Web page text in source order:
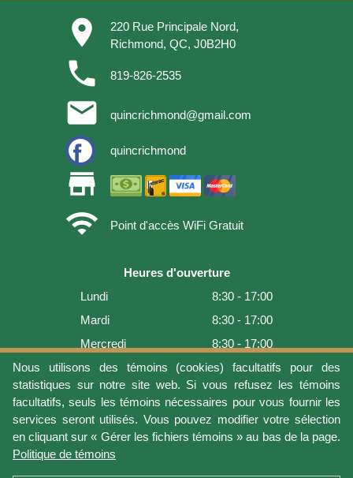
Nous utilisons des témoins (cookies) facultatifs pour des
statistiques sur notre site web. Si vous refusez les témoins
facultatifs, seuls les témoins nécessaires pour vous fournir les
services seront utilisés. Vous pouvez modifier votre sélection
en cliquant sur « Gérer les fichiers témoins » au bas de la page.
Politique de témoins
place
220 Rue Principale Nord,
Richmond, QC, J0B2H0
phone 819-826-2535
email quincrichmond@gmail.com
quincrichmond
store
wifi
Point d'accès WiFi Gratuit
Heures d'ouverture
Lundi
8:30 - 17:00
Mardi
8:30 - 17:00
Mercredi
8:30 - 17:00
Jeudi
8:30 - 17:00
Vendredi
8:30 - 17:00
Samedi
9:00 - 16:00
Dimanche
Fermé